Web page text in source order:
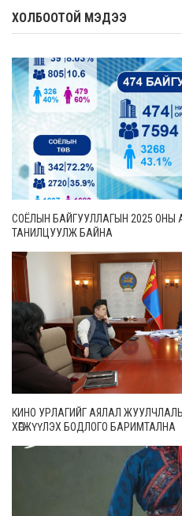
ХОЛБООТОЙ МЭДЭЭ
СОЁЛЫН БАЙГУУЛЛАГЫН 2025
ТАНИЛЦУУЛЖ БАЙНА
КИНО УРЛАГИЙГ АЯЛАЛ
ХӨГЖҮҮЛЭХ БОДЛОГО БАРИМТАЛНА